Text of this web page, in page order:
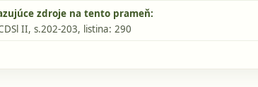
zdroje na tento prameň:
II, s.202-203, listina: 290